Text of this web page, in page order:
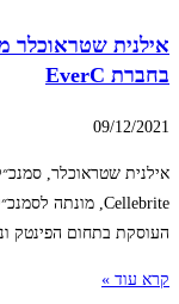
אילנית שטראוכלר
בחברת EverC
09/12/2021
אילנית שטראוכלר,
העוסקת בתחום הפינטק
קרא עוד »